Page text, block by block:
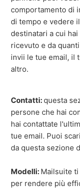
comportamento di
di tempo e vedere
destinatari a cui
ricevuto e da
invii le tue email, il
altro.
Contatti:questa
persone che hai
hai contattate
tue email. Puoi
da questa sezione
Modelli: Mailsuite
per rendere più